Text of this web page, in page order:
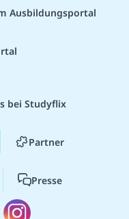
Ausbildungsportal
bei Studyflix
Partner
Presse